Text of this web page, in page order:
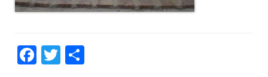
Facebook
Twitter